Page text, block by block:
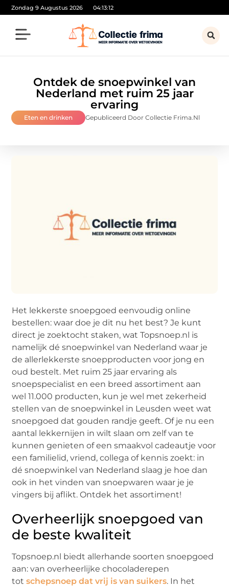
Zondag 9 Augustus 2026 04:13:12
Ontdek de snoepwinkel van
Nederland met ruim 25 jaar
ervaring
Eten en drinken Gepubliceerd Door Collectie Frima.nl
Het lekkerste snoepgoed eenvoudig online
bestellen: waar doe je dit nu het best? Je kunt
direct je zoektocht staken, wat Topsnoep.nl is
namelijk dé snoepwinkel van Nederland waar je
de allerlekkerste snoepproducten voor jong en
oud bestelt. Met ruim 25 jaar ervaring als
snoepspecialist en een breed assortiment aan
wel 11.000 producten, kun je wel met zekerheid
stellen van de snoepwinkel in Leusden weet wat
snoepgoed dat gouden randje geeft. Of je nu een
aantal lekkernijen in wilt slaan om zelf van te
kunnen genieten of een smaakvol cadeautje voor
een familielid, vriend, collega of kennis zoekt: in
dé snoepwinkel van Nederland slaag je hoe dan
ook in het vinden van snoepwaren waar je je
vingers bij aflikt. Ontdek het assortiment!
Overheerlijk snoepgoed van
de beste kwaliteit
Topsnoep.nl biedt allerhande soorten snoepgoed
aan: van overheerlijke chocoladerepen
totschepsnoep dat vrij is van suikers. In het